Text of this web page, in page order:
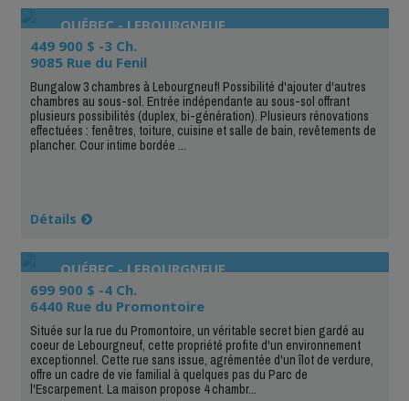
QUÉBEC - LEBOURGNEUF
449 900 $ -3 Ch.
9085 Rue du Fenil
Bungalow 3 chambres à Lebourgneuf! Possibilité d'ajouter d'autres
chambres au sous-sol. Entrée indépendante au sous-sol offrant
plusieurs possibilités (duplex, bi-génération). Plusieurs rénovations
effectuées : fenêtres, toiture, cuisine et salle de bain, revêtements de
plancher. Cour intime bordée ...
Détails
QUÉBEC - LEBOURGNEUF
699 900 $ -4 Ch.
6440 Rue du Promontoire
Située sur la rue du Promontoire, un véritable secret bien gardé au
coeur de Lebourgneuf, cette propriété profite d'un environnement
exceptionnel. Cette rue sans issue, agrémentée d'un îlot de verdure,
offre un cadre de vie familial à quelques pas du Parc de
l'Escarpement. La maison propose 4 chambr...